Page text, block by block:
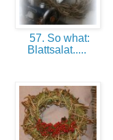
57. So what:
Blattsalat.....